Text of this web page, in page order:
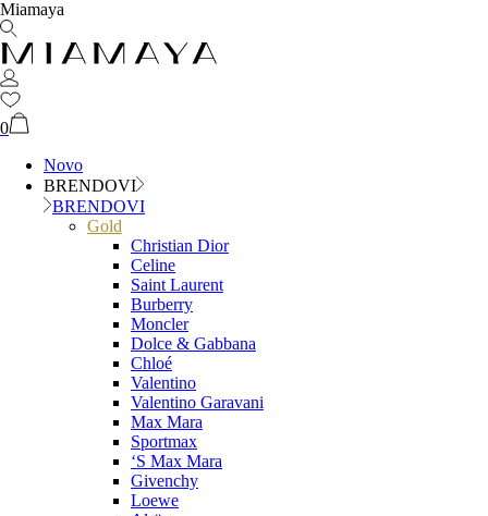
Miamaya
0
Novo
BRENDOVI
BRENDOVI
Gold
Christian Dior
Celine
Saint Laurent
Burberry
Moncler
Dolce & Gabbana
Chloé
Valentino
Valentino Garavani
Max Mara
Sportmax
‘S Max Mara
Givenchy
Loewe